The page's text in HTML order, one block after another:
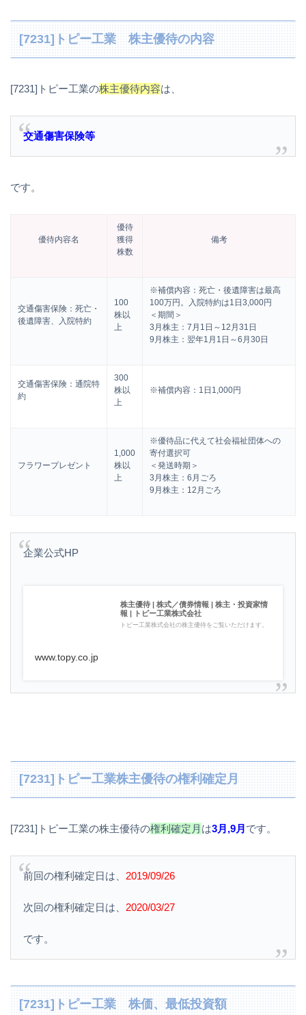
[7231]トピー工業 株主優待の内容
[7231]トピー工業の株主優待内容は、
交通傷害保険等
です。
優待内容名
優待
獲得
株数
備考
交通傷害保険：死亡・
後遺障害、入院特約
100
株以
上
※補償内容：死亡・後遺障害は最高
100万円。入院特約は1日3,000円
＜期間＞
3月株主：7月1日～12月31日
9月株主：翌年1月1日～6月30日
交通傷害保険：通院特
約
300
株以
上
※補償内容：1日1,000円
フラワープレゼント
1,000
株以
上
※優待品に代えて社会福祉団体への
寄付選択可
＜発送時期＞
3月株主：6月ごろ
9月株主：12月ごろ
企業公式HP
株主優待 | 株式／債券情報 | 株主・投資家情
報 | トピー工業株式会社
トピー工業株式会社の株主優待をご覧いただけます。
www.topy.co.jp
[7231]トピー工業株主優待の権利確定月
[7231]トピー工業の株主優待の権利確定月 は3月,9月 です。
前回の権利確定日は、 2019/09/26
次回の権利確定日は、 2020/03/27
です。
[7231]トピー工業 株価、最低投資額